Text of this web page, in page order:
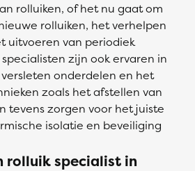
rolluiken, of het nu gaat om
rolluiken, het verhelpen
uitvoeren van periodiek
zijn ook ervaren in
onderdelen en het
zoals het afstellen van
tevens zorgen voor het juiste
isolatie en beveiliging
rolluik specialist in